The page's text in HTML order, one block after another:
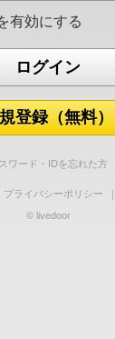
有効にする
登録（無料）
ワード・IDを忘れた方
プライバシーポリシー ｜
© livedoor